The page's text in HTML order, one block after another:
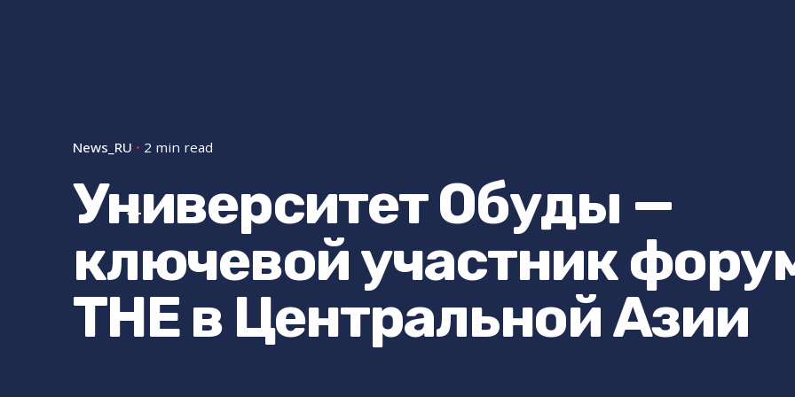
News_RU 2 min read
Университет Обуды —
ключевой участник
THE в Центральной Азии